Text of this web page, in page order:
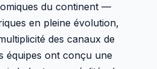
du continent —
en pleine évolution,
des canaux de
équipes ont conçu une